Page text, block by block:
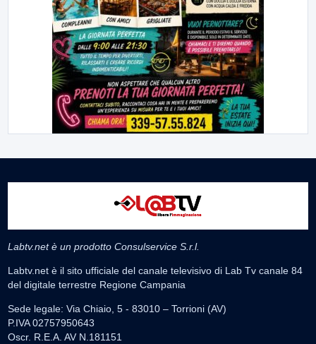
Labtv.net è un prodotto Consulservice S.r.l.
Labtv.net è il sito ufficiale del canale televisivo di Lab Tv canale 84
del digitale terrestre Regione Campania
Sede legale: Via Chiaio, 5 - 83010 – Torrioni (AV)
P.IVA 02757950643
Oscr. R.E.A. AV N.181151